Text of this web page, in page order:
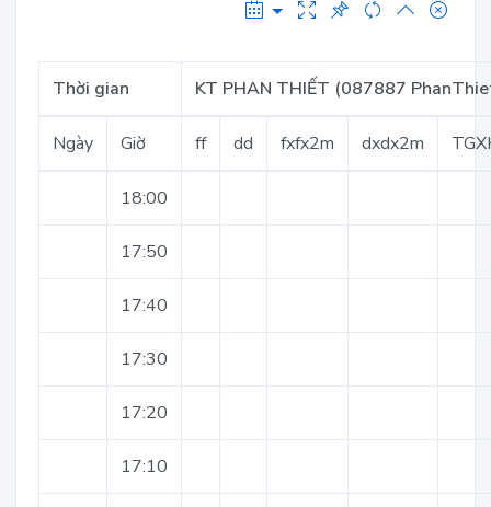
Thời gian KT PHAN THIẾT (087887
Ngày Giờ ff dd fxfx2m dxdx2m
18:00
17:50
17:40
17:30
17:20
17:10